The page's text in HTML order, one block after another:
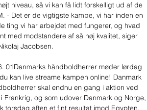
niveau, så vi kan få lidt forskelligt ud af de
- Det er de vigtigste kampe, vi har inden en
ting vi har arbejdet med fungerer, og hvad
med modstandere af så høj kvalitet, siger
Jacobsen.
01Danmarks håndboldherrer møder lørdag
kan live streame kampen online! Danmark
skal endnu en gang i aktion ved
og som udover Danmark og Norge,
torsdag aften et fint resultat imod Egypten,